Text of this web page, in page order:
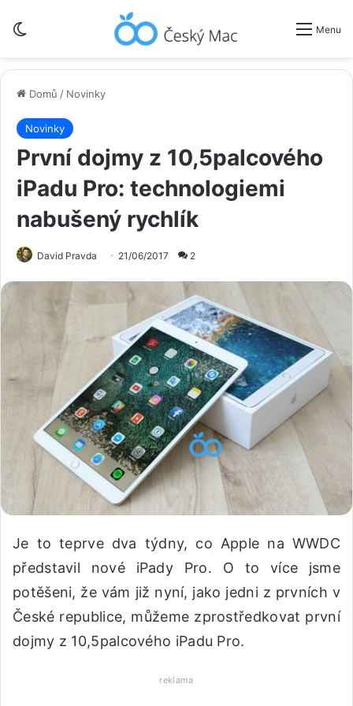
Menu
Domů / Novinky
Novinky
První dojmy z 10,5palcového
iPadu Pro: technologiemi
nabušený rychlík
David Pravda 21/06/2017 2
Je to teprve dva týdny, co Apple na WWDC
představil nové iPady Pro. O to více jsme
potěšeni, že vám již nyní, jako jedni z prvních v
České republice, můžeme zprostředkovat první
dojmy z 10,5palcového iPadu Pro.
reklama